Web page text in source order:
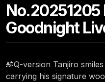
No.20251205
Goodnight
🎎Q-version Tanjiro
carrying his signature